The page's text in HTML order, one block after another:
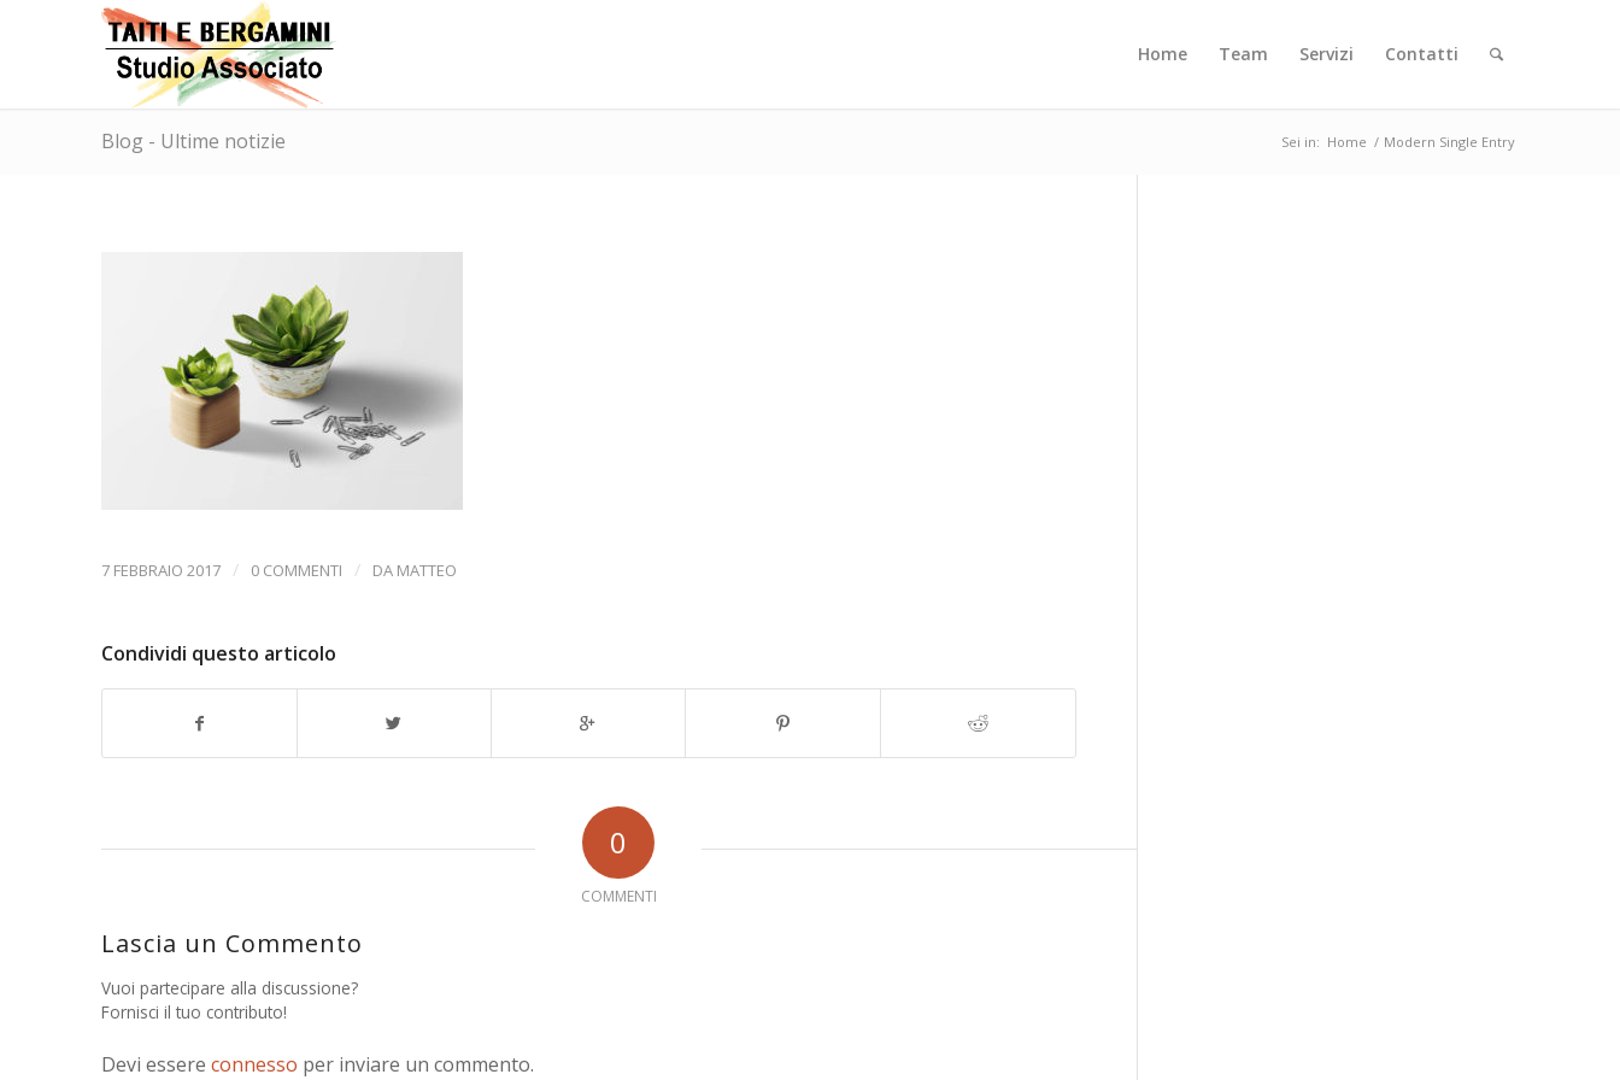
Home Team Servizi Contatti
Blog - Ultime notizie Sei in: Home / Modern Single Entry
7 FEBBRAIO 2017 / 0 COMMENTI / DA MATTEO
Condividi questo articolo
0
COMMENTI
Lascia un Commento
Vuoi partecipare alla discussione?
Fornisci il tuo contributo!
Devi essere connesso per inviare un commento.